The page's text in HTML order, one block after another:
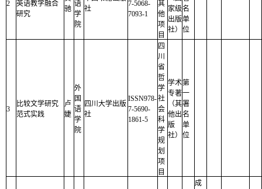
2
英语教学融合
研究
驰
语
学
院
社
7-5068-
7093-1
其
他
项
目
家级
出版
社）
名
单
位
3
比较文学研究
范式实践
卢
婕
外
国
语
学
院
四川大学出版
社
ISSN978-
7-5690-
1861-5
四
川
省
哲
学
社
会
科
学
规
划
项
目
学术
专著
（其
他出
版
社）
第
一
署
名
单
位
成